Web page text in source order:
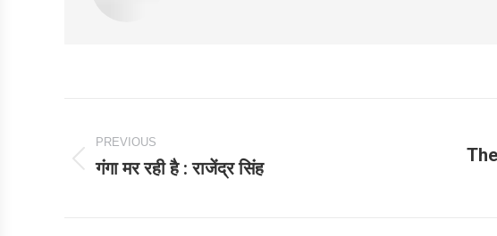
navigation
PREVIOUS
Previous
गंगा मर रही है : राजेंद्र सिंह